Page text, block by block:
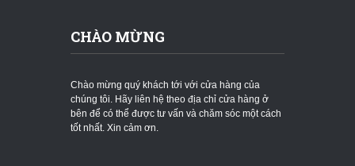
CHÀO MỪNG
Chào mừng quý khách tới với cửa hàng của
chúng tôi. Hãy liên hệ theo địa chỉ cửa hàng ở
bên để có thể được tư vấn và chăm sóc một cách
tốt nhất. Xin cảm ơn.